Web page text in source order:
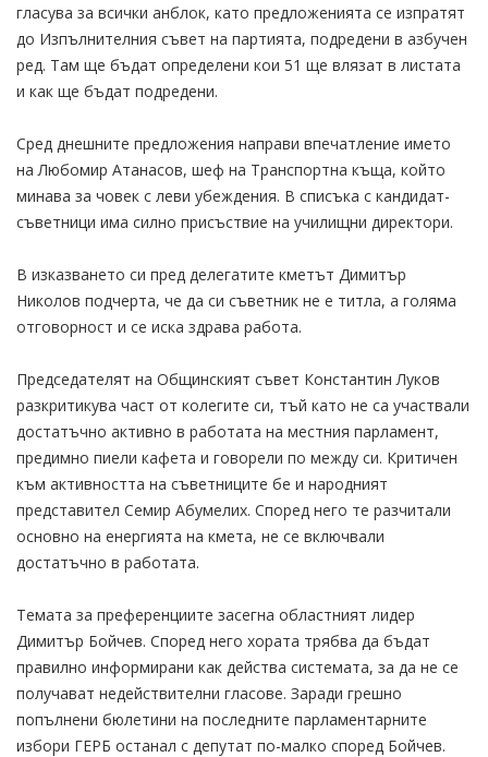
гласува за всички анблок, като предложенията се изпратят
до Изпълнителния съвет на партията, подредени в азбучен
ред. Там ще бъдат определени кои 51 ще влязат в листата
и как ще бъдат подредени.
Сред днешните предложения направи впечатление името
на Любомир Атанасов, шеф на Транспортна къща, който
минава за човек с леви убеждения. В списъка с кандидат-
съветници има силно присъствие на училищни директори.
В изказването си пред делегатите кметът Димитър
Николов подчерта, че да си съветник не е титла, а голяма
отговорност и се иска здрава работа.
Председателят на Общинският съвет Константин Луков
разкритикува част от колегите си, тъй като не са участвали
достатъчно активно в работата на местния парламент,
предимно пиели кафета и говорели по между си. Критичен
към активността на съветниците бе и народният
представител Семир Абумелих. Според него те разчитали
основно на енергията на кмета, не се включвали
достатъчно в работата.
Темата за преференциите засегна областният лидер
Димитър Бойчев. Според него хората трябва да бъдат
правилно информирани как действа системата, за да не се
получават недействителни гласове. Заради грешно
попълнени бюлетини на последните парламентарните
избори ГЕРБ останал с депутат по-малко според Бойчев.